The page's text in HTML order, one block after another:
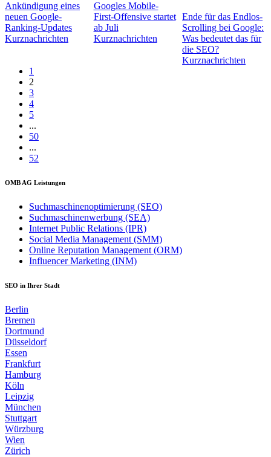
Ankündigung eines
neuen Google-
Ranking-Updates
Kurznachrichten
Googles Mobile-
First-Offensive startet
ab Juli
Kurznachrichten
Ende für das Endlos-
Scrolling bei Google:
Was bedeutet das für
die SEO?
Kurznachrichten
1
2
3
4
5
...
50
...
52
OMB AG Leistungen
Suchmaschinenoptimierung (SEO)
Suchmaschinenwerbung (SEA)
Internet Public Relations (IPR)
Social Media Management (SMM)
Online Reputation Management (ORM)
Influencer Marketing (INM)
SEO in Ihrer Stadt
Berlin
Bremen
Dortmund
Düsseldorf
Essen
Frankfurt
Hamburg
Köln
Leipzig
München
Stuttgart
Würzburg
Wien
Zürich